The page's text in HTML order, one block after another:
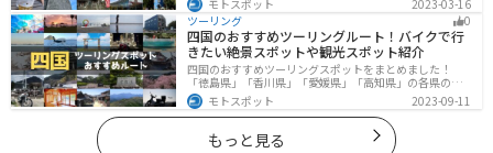
す。バイクで埼玉県にツーリングに行く際は参考にして
ください。
モトスポット
2023-03-16
ツーリング
0
四国のおすすめツーリングルート！バイクで行
きたい絶景スポットや観光スポット紹介
四国のおすすめツーリングスポットをまとめました！
「徳島県」「香川県」「愛媛県」「高知県」の各県の観
光地紹介します。自然豊かな山々や湖、温泉地が点在
し、四季折々の景色を楽しめるスポットが多数ありま
す。バイクで四国にツーリングに行く際は参考にしてく
ださい。
モトスポット 2023-09-11
もっと見る